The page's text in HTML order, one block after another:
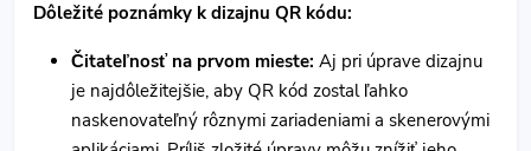
Dôležité poznámky k dizajnu QR kódu:
Čitateľnosť na prvom mieste: Aj pri úprave dizajnu
je najdôležitejšie, aby QR kód zostal ľahko
naskenovateľný rôznymi zariadeniami a skenerovými